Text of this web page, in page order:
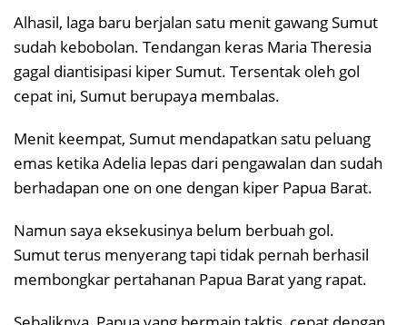
Alhasil, laga baru berjalan satu menit gawang Sumut
sudah kebobolan. Tendangan keras Maria Theresia
gagal diantisipasi kiper Sumut. Tersentak oleh gol
cepat ini, Sumut berupaya membalas.
Menit keempat, Sumut mendapatkan satu peluang
emas ketika Adelia lepas dari pengawalan dan sudah
berhadapan one on one dengan kiper Papua Barat.
Namun saya eksekusinya belum berbuah gol.
Sumut terus menyerang tapi tidak pernah berhasil
membongkar pertahanan Papua Barat yang rapat.